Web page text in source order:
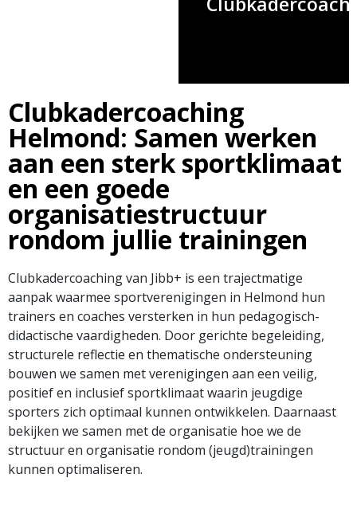
Clubkadercoaching
Helmond: Samen werken
aan een sterk sportklimaat
en een goede
organisatiestructuur
rondom jullie trainingen
Clubkadercoaching van Jibb+ is een trajectmatige
aanpak waarmee sportverenigingen in Helmond hun
trainers en coaches versterken in hun pedagogisch-
didactische vaardigheden. Door gerichte begeleiding,
structurele reflectie en thematische ondersteuning
bouwen we samen met verenigingen aan een veilig,
positief en inclusief sportklimaat waarin jeugdige
sporters zich optimaal kunnen ontwikkelen. Daarnaast
bekijken we samen met de organisatie hoe we de
structuur en organisatie rondom (jeugd)trainingen
kunnen optimaliseren.